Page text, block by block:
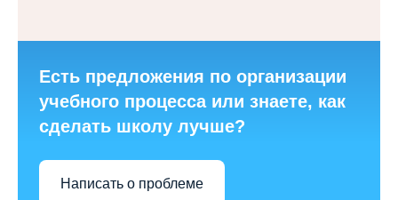
Есть предложения по организации
учебного процесса или знаете, как
сделать школу лучше?
Написать о проблеме